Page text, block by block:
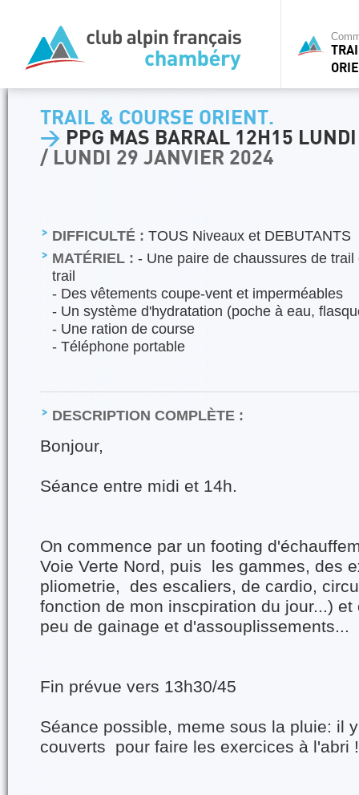
TRAIL & COURSE ORIENT.
> PPG MAS BARRAL 12H15
/ LUNDI 29 JANVIER 2024
DIFFICULTÉ : TOUS Niveaux et DEBUTANTS
MATÉRIEL : - Une paire de chaussures de
trail
- Des vêtements coupe-vent et imperméables
- Un système d'hydratation (poche à eau,
- Une ration de course
- Téléphone portable
DESCRIPTION COMPLÈTE :
Bonjour,
Séance entre midi et 14h.
On commence par un footing
Voie Verte Nord, puis les gammes, des
pliometrie, des escaliers, de cardio,
fonction de mon inscpiration du jour...)
peu de gainage et d'assouplissements...
Fin prévue vers 13h30/45
Séance possible, meme sous la pluie: il
couverts pour faire les exercices à l'abri !